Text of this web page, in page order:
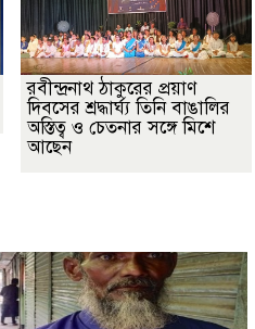
রবীন্দ্রনাথ ঠাকুরের প্রয়াণ
দিবসের শ্রদ্ধার্ঘ্য তিনি বাঙালির
অস্তিত্ব ও চেতনার সঙ্গে মিশে
আছেন